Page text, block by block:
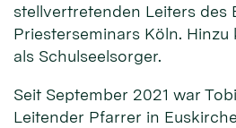
stellvertretenden Leiters des
Priesterseminars Köln. Hinzu
als Schulseelsorger.
Seit September 2021 war
Leitender Pfarrer in